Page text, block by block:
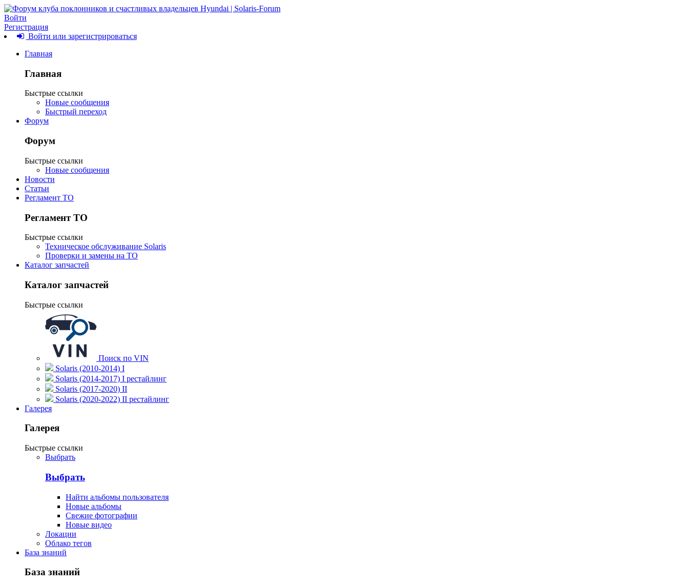
Войти
Регистрация
Войти или зарегистрироваться
Главная
Главная
Быстрые ссылки
Новые сообщения
Быстрый переход
Форум
Форум
Быстрые ссылки
Новые сообщения
Новости
Статьи
Регламент ТО
Регламент ТО
Быстрые ссылки
Техническое обслуживание Solaris
Проверки и замены на ТО
Каталог запчастей
Каталог запчастей
Быстрые ссылки
Поиск по VIN
Solaris (2010-2014) I
Solaris (2014-2017) I рестайлинг
Solaris (2017-2020) II
Solaris (2020-2022) II рестайлинг
Галерея
Галерея
Быстрые ссылки
Выбрать
Выбрать
Найти альбомы пользователя
Новые альбомы
Свежие фотографии
Новые видео
Локации
Облако тегов
База знаний
База знаний